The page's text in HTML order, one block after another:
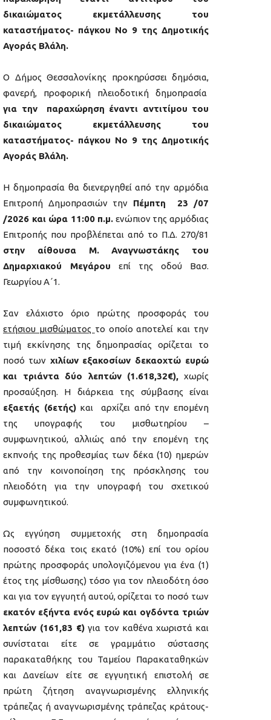
δικαιώματος εκμετάλλευσης του
καταστήματος- πάγκου Νο 9 της Δημοτικής
Αγοράς Βλάλη.
Ο Δήμος Θεσσαλονίκης προκηρύσσει δημόσια,
φανερή, προφορική πλειοδοτική δημοπρασία
για την παραχώρηση έναντι αντιτίμου του
δικαιώματος εκμετάλλευσης του
καταστήματος- πάγκου Νο 9 της Δημοτικής
Αγοράς Βλάλη.
Η δημοπρασία θα διενεργηθεί από την αρμόδια
Επιτροπή Δημοπρασιών την Πέμπτη 23 /07
/2026 και ώρα 11:00 π.μ. ενώπιον της αρμόδιας
Επιτροπής που προβλέπεται από το Π.Δ. 270/81
στην αίθουσα Μ. Αναγνωστάκης του
Δημαρχιακού Μεγάρου επί της οδού Βασ.
Γεωργίου Α΄1.
Σαν ελάχιστο όριο πρώτης προσφοράς του
ετήσιου μισθώματος το οποίο αποτελεί και την
τιμή εκκίνησης της δημοπρασίας ορίζεται το
ποσό τωνχιλίων εξακοσίων δεκαοχτώ ευρώ
και τριάντα δύο λεπτών (1.618,32€), χωρίς
προσαύξηση. Η διάρκεια της σύμβασης είναι
εξαετής (6ετής)και αρχίζει από την επομένη
της υπογραφής του μισθωτηρίου –
συμφωνητικού, αλλιώς από την επομένη της
εκπνοής της προθεσμίας των δέκα (10) ημερών
από την κοινοποίηση της πρόσκλησης του
πλειοδότη για την υπογραφή του σχετικού
συμφωνητικού.
Ως εγγύηση συμμετοχής στη δημοπρασία
ποσοστό δέκα τοις εκατό (10%) επί του ορίου
πρώτης προσφοράς υπολογιζόμενου για ένα (1)
έτος της μίσθωσης) τόσο για τον πλειοδότη όσο
και για τον εγγυητή αυτού, ορίζεται το ποσό των
εκατόν εξήντα ενός ευρώ και ογδόντα τριών
λεπτών (161,83 €) για τον καθένα χωριστά και
συνίσταται είτε σε γραμμάτιο σύστασης
παρακαταθήκης του Ταμείου Παρακαταθηκών
και Δανείων είτε σε εγγυητική επιστολή σε
πρώτη ζήτηση αναγνωρισμένης ελληνικής
τράπεζας ή αναγνωρισμένης τράπεζας κράτους-